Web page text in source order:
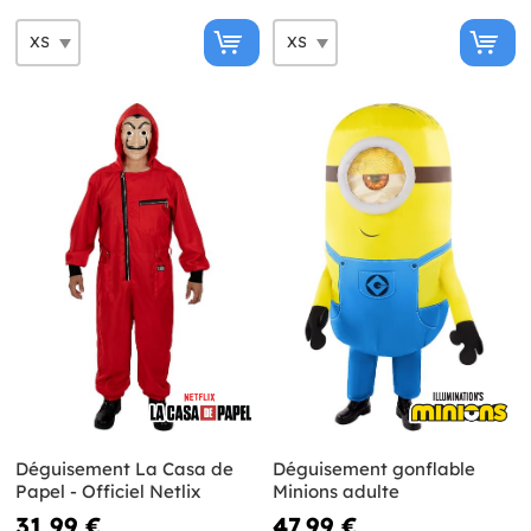
Déguisement La Casa de
Papel - Officiel Netlix
Déguisement gonflable
Minions adulte